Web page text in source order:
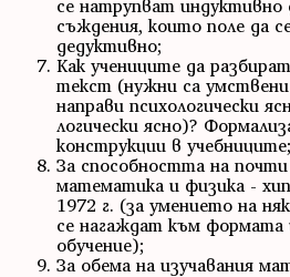
се натрупват
съждения, които поле да
дедуктивно;
Как учениците да
текст (нужни са умствени
направи психологически
логически ясно)?
конструкции в учебниците;
За способността на
математика и физика -
1972 г. (за умението на
се нагаждат към формата
обучение);
За обема на изучавания